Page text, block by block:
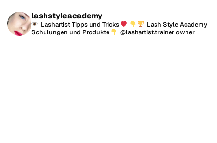
lashstyleacademy
Lashartist Tipps und Tricks
Lash Style Academy
Schulungen und Produkte
@lashartist.trainer owner